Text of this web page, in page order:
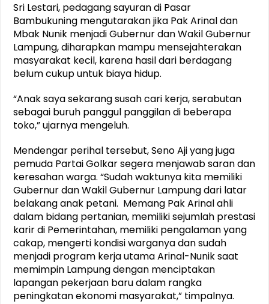
Sri Lestari, pedagang sayuran di Pasar
Bambukuning mengutarakan jika Pak Arinal dan
Mbak Nunik menjadi Gubernur dan Wakil Gubernur
Lampung, diharapkan mampu mensejahterakan
masyarakat kecil, karena hasil dari berdagang
belum cukup untuk biaya hidup.
“Anak saya sekarang susah cari kerja, serabutan
sebagai buruh panggul panggilan di beberapa
toko,” ujarnya mengeluh.
Mendengar perihal tersebut, Seno Aji yang juga
pemuda Partai Golkar segera menjawab saran dan
keresahan warga. “Sudah waktunya kita memiliki
Gubernur dan Wakil Gubernur Lampung dari latar
belakang anak petani. Memang Pak Arinal ahli
dalam bidang pertanian, memiliki sejumlah prestasi
karir di Pemerintahan, memiliki pengalaman yang
cakap, mengerti kondisi warganya dan sudah
menjadi program kerja utama Arinal-Nunik saat
memimpin Lampung dengan menciptakan
lapangan pekerjaan baru dalam rangka
peningkatan ekonomi masyarakat,” timpalnya.